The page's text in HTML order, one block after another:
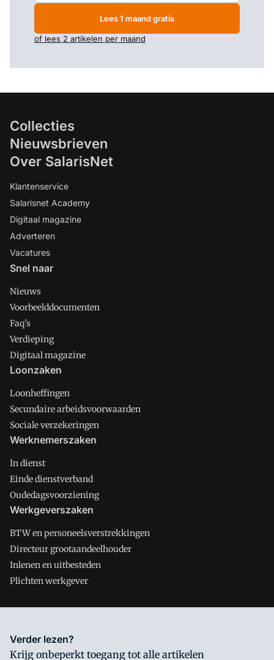
Lees 1 maand gratis
of lees 2 artikelen per maand
Collecties
Nieuwsbrieven
Over SalarisNet
Klantenservice
Salarisnet Academy
Digitaal magazine
Adverteren
Vacatures
Snel naar
Nieuws
Voorbeelddocumenten
Faq's
Verdieping
Digitaal magazine
Loonzaken
Loonheffingen
Secundaire arbeidsvoorwaarden
Sociale verzekeringen
Werknemerszaken
In dienst
Einde dienstverband
Oudedagsvoorziening
Werkgeverszaken
BTW en personeelsverstrekkingen
Directeur grootaandeelhouder
Inlenen en uitbesteden
Plichten werkgever
Salarisnet is onderdeel van VMN media. Lees in
waar VMN media voor staat. Op gebruik van deze site zijn de
Verder lezen?
Krijg onbeperkt toegang tot alle artikelen